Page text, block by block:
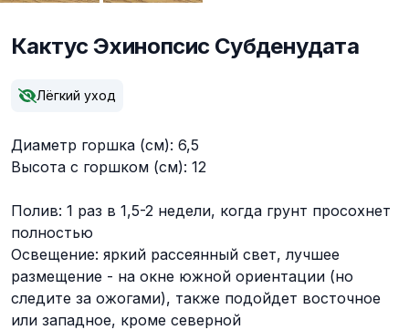
Кактус Эхинопсис Субденудата
Описание
Лёгкий уход
Диаметр горшка (см): 6,5
Высота с горшком (см): 12
Полив: 1 раз в 1,5-2 недели, когда грунт просохнет
полностью
Освещение: яркий рассеянный свет, лучшее
размещение - на окне южной ориентации (но
следите за ожогами), также подойдет восточное
или западное, кроме северной